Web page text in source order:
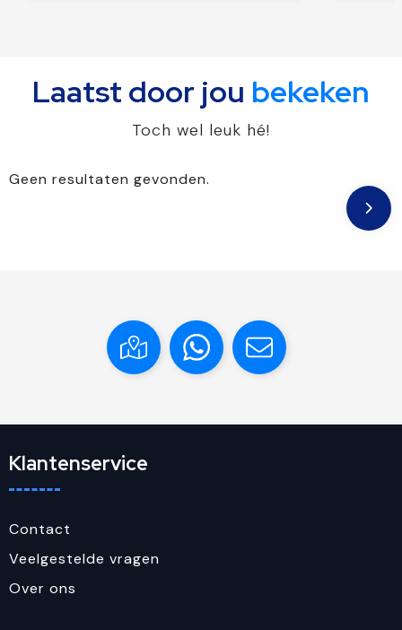
Laatst door jou bekeken
Toch wel leuk hé!
Geen resultaten gevonden.
Klantenservice
Contact
Veelgestelde vragen
Over ons